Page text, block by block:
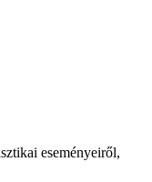
eseményeiről,